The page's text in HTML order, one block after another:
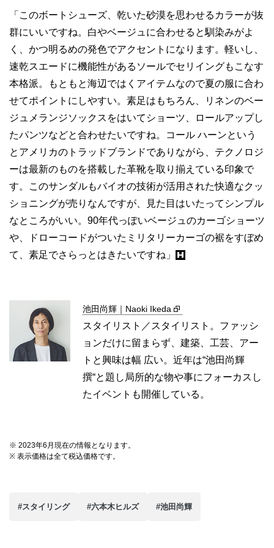
「このボートシューズ、乾いた砂漠を思わせるカラーが抜
群にいいですね。白やベージュに合わせると馴染みがよ
く、かつ明るめの発色でアクセントになります。軽いし、
速乾スエードに機能性があるソールでセリイングもこなす
本格派。もともと海辺ではくアイテムなので夏の服に合わ
せてポイントにしやすい。素足はもちろん、リネンのベー
ジュメランジソックスをはいてショーツ、ロールアップし
たパンツなどと合わせたいですね。コール ハーンという
とアメリカのトラッドブランドでありながら、テクノロジ
ーは最新のものを搭載した革靴を取り揃えている印象で
す。このサンダルもバイオの技術が活用された快適なクッ
ショニングが売りなんですが、見た目はいたってシンプル
なところがいい。90年代っぽいベージュのカーゴショーツ
や、ドローコードがついたミリタリーカーゴの裾をすぼめ
て、素足でさらっとはきたいですね」
池田尚輝｜Naoki Ikeda
スタイリスト／スタイリスト。ファッシ
ョンだけに留まらず、建築、工芸、アー
トと興味は幅 広い。近年は“池田尚輝
撰“と題し局所的な物や事にフォーカスし
たイベントも開催している。
※ 2023年6月現在の情報となります。
※ 表示価格は全て税込価格です。
#スタイリング #六本木ヒルズ #池田尚輝